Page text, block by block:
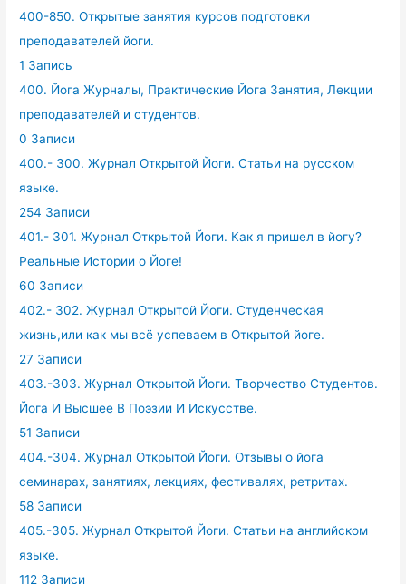
400-850. Открытые занятия курсов подготовки
преподавателей йоги.
1 Запись
400. Йога Журналы, Практические Йога Занятия, Лекции
преподавателей и студентов.
0 Записи
400.- 300. Журнал Открытой Йоги. Статьи на русском
языке.
254 Записи
401.- 301. Журнал Открытой Йоги. Как я пришел в йогу?
Реальные Истории о Йоге!
60 Записи
402.- 302. Журнал Открытой Йоги. Студенческая
жизнь,или как мы всё успеваем в Открытой йоге.
27 Записи
403.-303. Журнал Открытой Йоги. Творчество Студентов.
Йога И Высшее В Поэзии И Искусстве.
51 Записи
404.-304. Журнал Открытой Йоги. Отзывы о йога
семинарах, занятиях, лекциях, фестивалях, ретритах.
58 Записи
405.-305. Журнал Открытой Йоги. Статьи на английском
языке.
112 Записи